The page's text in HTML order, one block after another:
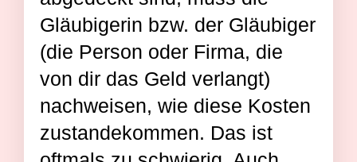
Gläubigerin bzw. der Gläubiger
(die Person oder Firma, die
von dir das Geld verlangt)
nachweisen, wie diese Kosten
zustandekommen. Das ist